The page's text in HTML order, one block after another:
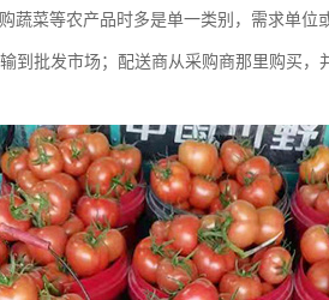
蔬菜等农产品时多是单一类别，需求单
到批发市场；配送商从采购商那里购买